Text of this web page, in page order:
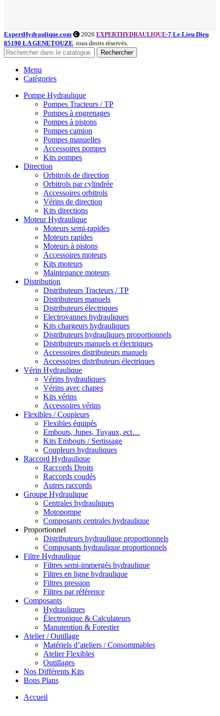
ExpertHydraulique.com 2026 EXPERTHYDRAULIQUE-7 Le Lieu Dieu
85190 LA GENETOUZE. tous droits réservés.
Rechercher
Menu
Catégories
Pompe Hydraulique
Pompes Tracteurs / TP
Pompes à engrenages
Pompes à pistons
Pompes camion
Pompes manuelles
Accessoires pompes
Kits pompes
Direction
Orbitrols de direction
Orbitrols par cylindrée
Accessoires orbitrols
Vérins de direction
Kits directions
Moteur Hydraulique
Moteurs semi-rapides
Moteurs rapides
Moteurs à pistons
Accessoires moteurs
Kits moteurs
Maintenance moteurs
Distribution
Distributeurs Tracteurs / TP
Distributeurs manuels
Distributeurs électriques
Electrovannes hydrauliques
Kits chargeurs hydrauliques
Distributeurs hydrauliques proportionnels
Distributeurs manuels et électriques
Accessoires distributeurs manuels
Accessoires distributeurs électriques
Vérin Hydraulique
Vérins hydrauliques
Vérins avec chapes
Kits vérins
Accessoires vérins
Flexibles / Coupleurs
Flexibles équipés
Embouts, Jupes, Tuyaux, ect…
Kits Embouts / Sertissage
Coupleurs hydrauliques
Raccord Hydraulique
Raccords Droits
Raccords coudés
Autres raccords
Groupe Hydraulique
Centrales hydrauliques
Motopompe
Composants centrales hydraulique
Proportionnel
Distributeurs hydraulique proportionnels
Composants hydraulique proportionnels
Filtre Hydraulique
Filtres semi-immergés hydraulique
Filtres en ligne hydraulique
Filtres pression
Filtres par référence
Composants
Hydrauliques
Électronique & Calculateurs
Manutention & Forestier
Atelier / Outillage
Matériels d’ateliers / Consommables
Atelier Flexibles
Outillages
Nos Différents Kits
Bons Plans
Accueil